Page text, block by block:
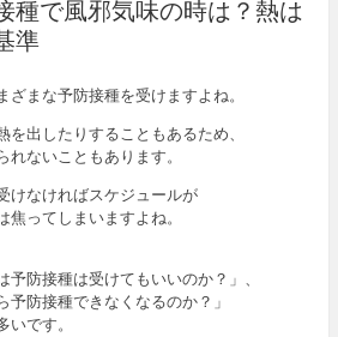
種で風邪気味の時は？熱は
準
まな予防接種を受けますよね。
出したりすることもあるため、
ないこともあります。
けなければスケジュールが
ってしまいますよね。
予防接種は受けてもいいのか？」、
予防接種できなくなるのか？」
です。